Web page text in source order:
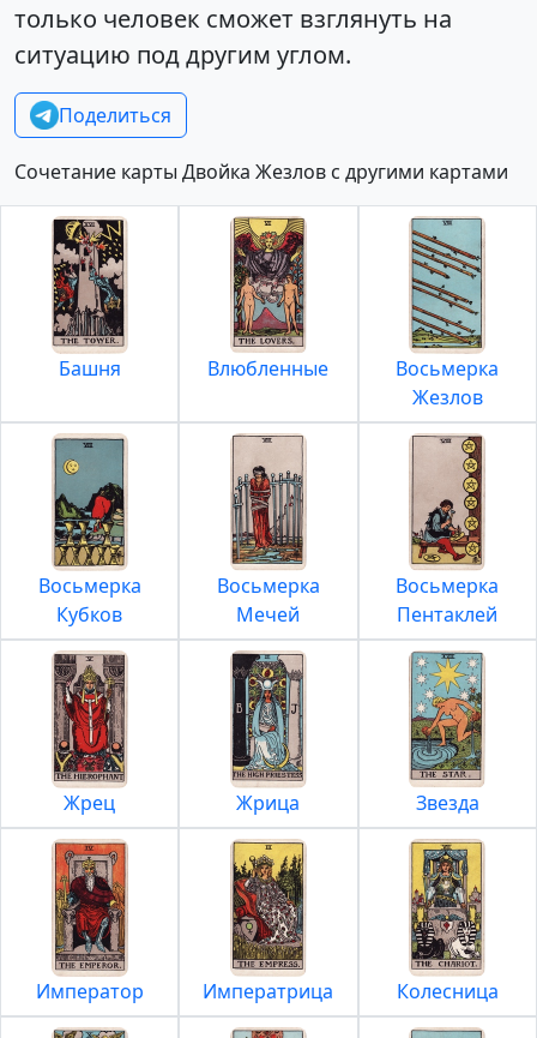
только человек сможет взглянуть на
ситуацию под другим углом.
Поделиться
Сочетание карты Двойка Жезлов с другими картами
Башня Влюбленные
Восьмерка
Жезлов
Восьмерка
Кубков
Восьмерка
Мечей
Восьмерка
Пентаклей
Жрец Жрица Звезда
Император Императрица Колесница